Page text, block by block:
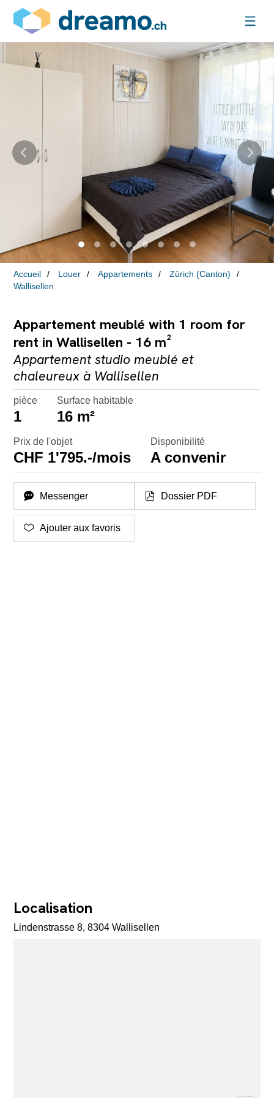
Accueil Louer Appartements
Zürich (Canton)
Wallisellen
Appartement meublé with 1 room for
rent in Wallisellen - 16 m²
Appartement studio meublé et
chaleureux à Wallisellen
pièce
1
Surface habitable
16 m²
Prix de l'objet
CHF 1'795.-/mois
Disponibilité
A convenir
Messenger Dossier PDF
Ajouter aux favoris
Localisation
Lindenstrasse 8, 8304 Wallisellen